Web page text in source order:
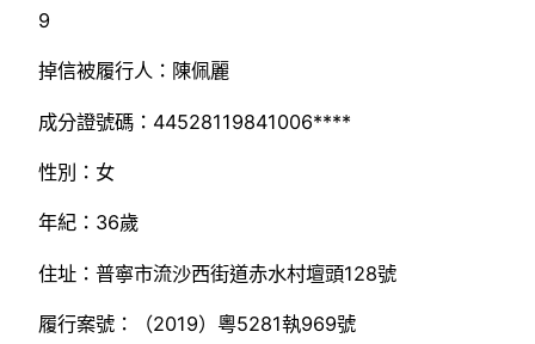
9
掉信被履行人：陳佩麗
成分證號碼：44528119841006****
性別：女
年紀：36歲
住址：普寧市流沙西街道赤水村壇頭128號
履行案號：（2019）粵5281執969號